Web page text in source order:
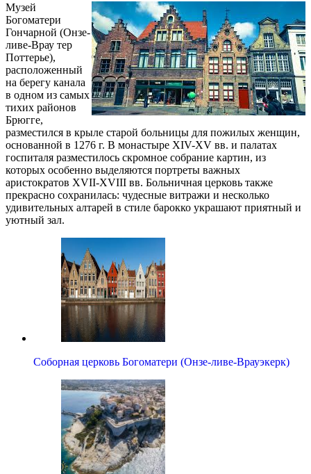
Музей
Богоматери
Гончарной (Онзе-
ливе-Врау тер
Поттерье),
расположенный
на берегу канала
в одном из самых
тихих районов
Брюгге,
разместился в крыле старой больницы для пожилых женщин,
основанной в 1276 г. В монастыре XIV-XV вв. и палатах
госпиталя разместилось скромное собрание картин, из
которых особенно выделяются портреты важных
аристократов XVII-XVIII вв. Больничная церковь также
прекрасно сохранилась: чудесные витражи и несколько
удивительных алтарей в стиле барокко украшают приятный и
уютный зал.
Соборная церковь Богоматери (Онзе-ливе-Врауэкерк)